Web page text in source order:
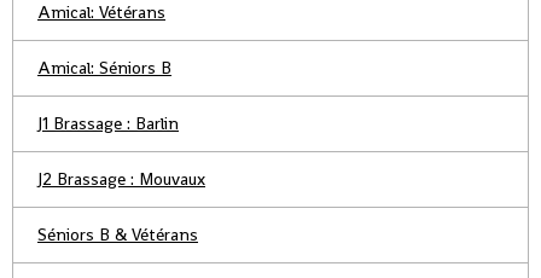
Amical: Vétérans
Amical: Séniors B
J1 Brassage : Barlin
J2 Brassage : Mouvaux
Séniors B & Vétérans